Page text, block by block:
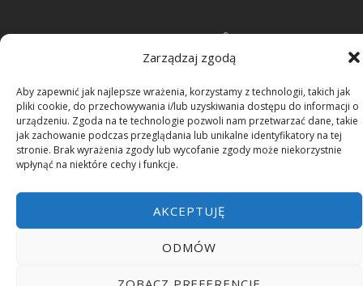
Zarządzaj zgodą
Aby zapewnić jak najlepsze wrażenia, korzystamy z technologii, takich jak
pliki cookie, do przechowywania i/lub uzyskiwania dostępu do informacji o
urządzeniu. Zgoda na te technologie pozwoli nam przetwarzać dane, takie
jak zachowanie podczas przeglądania lub unikalne identyfikatory na tej
stronie. Brak wyrażenia zgody lub wycofanie zgody może niekorzystnie
wpłynąć na niektóre cechy i funkcje.
AKCEPTUJĘ
ODMÓW
Produkcja i hosting: ZETO-RZESZÓW Sp. z o.o.
Dostawcą TV w firmie jest SGT S.A.